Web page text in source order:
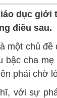
dục giới
điều sau.
một chủ
bậc cha
phải chờ
với sự